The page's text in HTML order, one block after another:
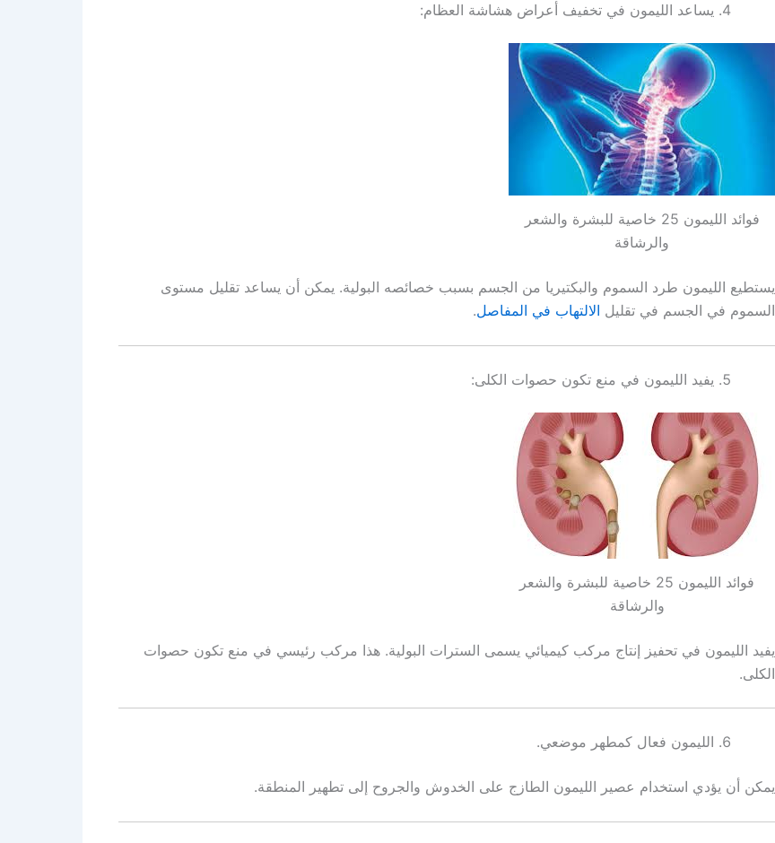
يساعد الليمون في تخفيف أعراض هشاشة العظام:
فوائد الليمون 25 خاصية للبشرة والشعر
والرشاقة
يستطيع الليمون طرد السموم والبكتيريا من الجسم بسبب خصائصه البولية. يمكن أن يساعد تقليل مستوى
السموم في الجسم في تقليل الالتهاب في المفاصل.
يفيد الليمون في منع تكون حصوات الكلى:
فوائد الليمون 25 خاصية للبشرة والشعر
والرشاقة
يفيد الليمون في تحفيز إنتاج مركب كيميائي يسمى السترات البولية. هذا مركب رئيسي في منع تكون حصوات
الكلى.
الليمون فعال كمطهر موضعي.
يمكن أن يؤدي استخدام عصير الليمون الطازج على الخدوش والجروح إلى تطهير المنطقة.